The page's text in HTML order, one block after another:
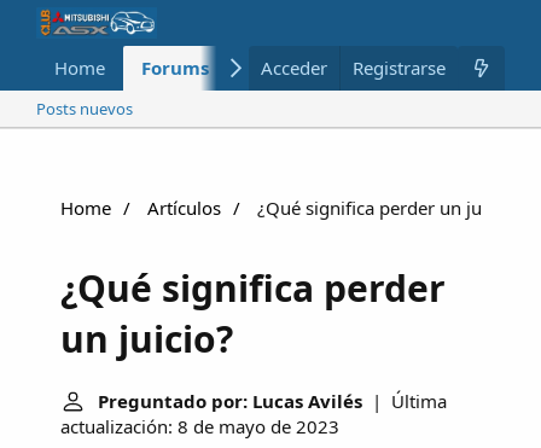
Home Forums Nuevo Miembros
Acceder Registrarse
Posts nuevos
Home Artículos ¿Qué significa perder un juicio?
¿Qué significa perder
un juicio?
Preguntado por: Lucas Avilés | Última
actualización: 8 de mayo de 2023